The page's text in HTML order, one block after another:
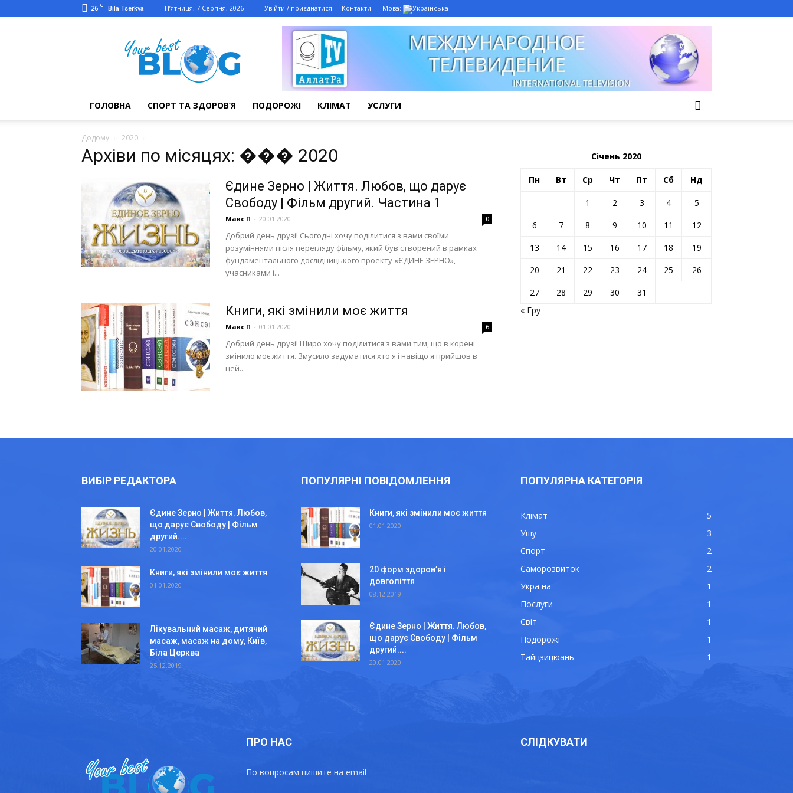
26 C Bila Tserkva П’ятниця, 7 Серпня, 2026 Увійти / приєднатися Контакти Мова:
кращий
блог
ГОЛОВНА СПОРТ ТА ЗДОРОВ’Я ПОДОРОЖІ КЛІМАТ УСЛУГИ
Додому 2020
Архіви по місяцях: Ӧ��� 2020
Єдине Зерно | Життя. Любов, що дарує
Свободу | Фільм другий. Частина 1
Макс П - 20.01.2020 0
Добрий день друзі! Сьогодні хочу поділитися з вами своїми
розуміннями після перегляду фільму, який був створений в рамках
фундаментального дослідницького проекту «ЄДИНЕ ЗЕРНО»,
учасниками і...
Книги, які змінили моє життя
Макс П - 01.01.2020 6
Добрий день друзі! Щиро хочу поділитися з вами тим, що в корені
змінило моє життя. Змусило задуматися хто я і навіщо я прийшов в
цей...
Січень 2020
Пн Вт Ср Чт Пт Сб Нд
1 2 3 4
5
6
7 8 9 10 11
12
13
14 15 16 17 18
19
20
21 22 23 24 25
26
27
28 29 30
31
« Гру
ВИБІР РЕДАКТОРА
Єдине Зерно | Життя. Любов,
що дарує Свободу | Фільм
другий....
20.01.2020
Книги, які змінили моє життя
01.01.2020
Лікувальний масаж, дитячий
масаж, масаж на дому, Київ,
Біла Церква
25.12.2019
ПОПУЛЯРНІ ПОВІДОМЛЕННЯ
Книги, які змінили моє життя
01.01.2020
20 форм здоров’я і
довголіття
08.12.2019
Єдине Зерно | Життя. Любов,
що дарує Свободу | Фільм
другий....
20.01.2020
ПОПУЛЯРНА КАТЕГОРІЯ
Клімат
5
Ушу
3
Спорт
2
Саморозвиток
2
Україна
1
Послуги
1
Світ
1
Подорожі
1
Тайцзицюань
1
ПРО НАС
По вопросам пишите на email
СЛІДКУВАТИ